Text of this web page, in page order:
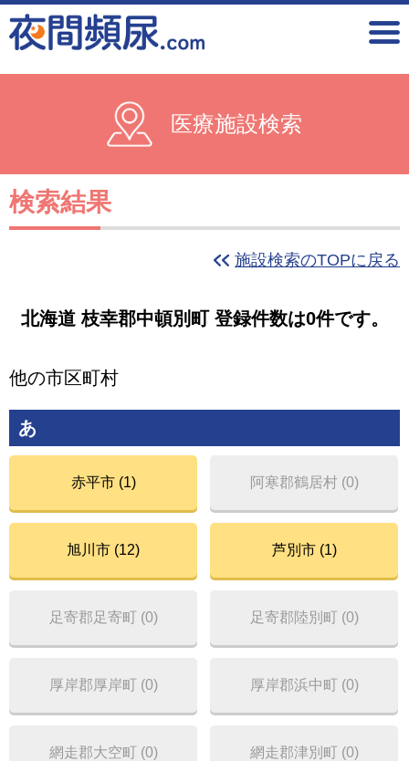
医療施設検索
検索結果
施設検索のTOPに戻る
北海道 枝幸郡中頓別町 登録件数は0件です。
他の市区町村
あ
赤平市 (1) 阿寒郡鶴居村 (0)
旭川市 (12) 芦別市 (1)
足寄郡足寄町 (0) 足寄郡陸別町 (0)
厚岸郡厚岸町 (0) 厚岸郡浜中町 (0)
網走郡大空町 (0) 網走郡津別町 (0)